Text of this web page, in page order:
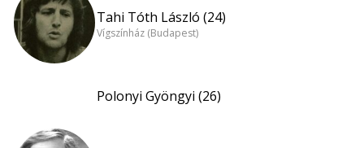
Tahi Tóth László (24)
Vígszínház (Budapest)
Polonyi Gyöngyi (26)